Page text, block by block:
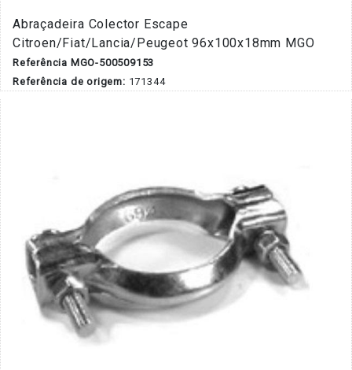
Abraçadeira Colector Escape
Citroen/Fiat/Lancia/Peugeot 96x100x18mm MGO
Referência MGO-500509153
Referência de origem: 171344